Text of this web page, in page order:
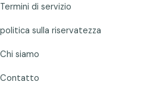
Termini di servizio
politica sulla riservatezza
Chi siamo
Contatto